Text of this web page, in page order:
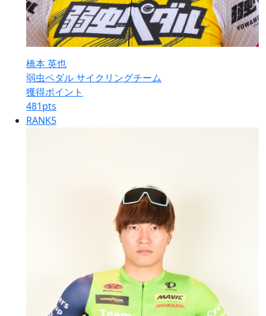
橋本 英也
弱虫ペダル サイクリングチーム
獲得ポイント
481pts
RANK5